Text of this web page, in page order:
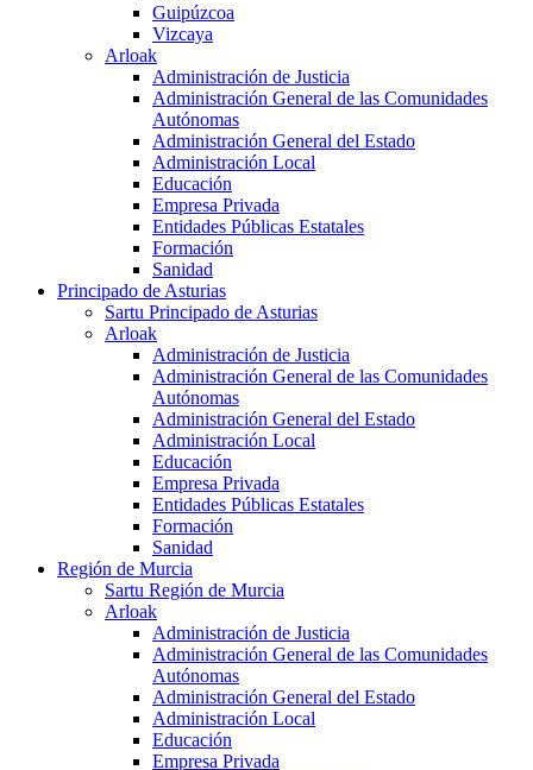
Guipúzcoa
Vizcaya
Arloak
Administración de Justicia
Administración General de las Comunidades
Autónomas
Administración General del Estado
Administración Local
Educación
Empresa Privada
Entidades Públicas Estatales
Formación
Sanidad
Principado de Asturias
Sartu Principado de Asturias
Arloak
Administración de Justicia
Administración General de las Comunidades
Autónomas
Administración General del Estado
Administración Local
Educación
Empresa Privada
Entidades Públicas Estatales
Formación
Sanidad
Región de Murcia
Sartu Región de Murcia
Arloak
Administración de Justicia
Administración General de las Comunidades
Autónomas
Administración General del Estado
Administración Local
Educación
Empresa Privada